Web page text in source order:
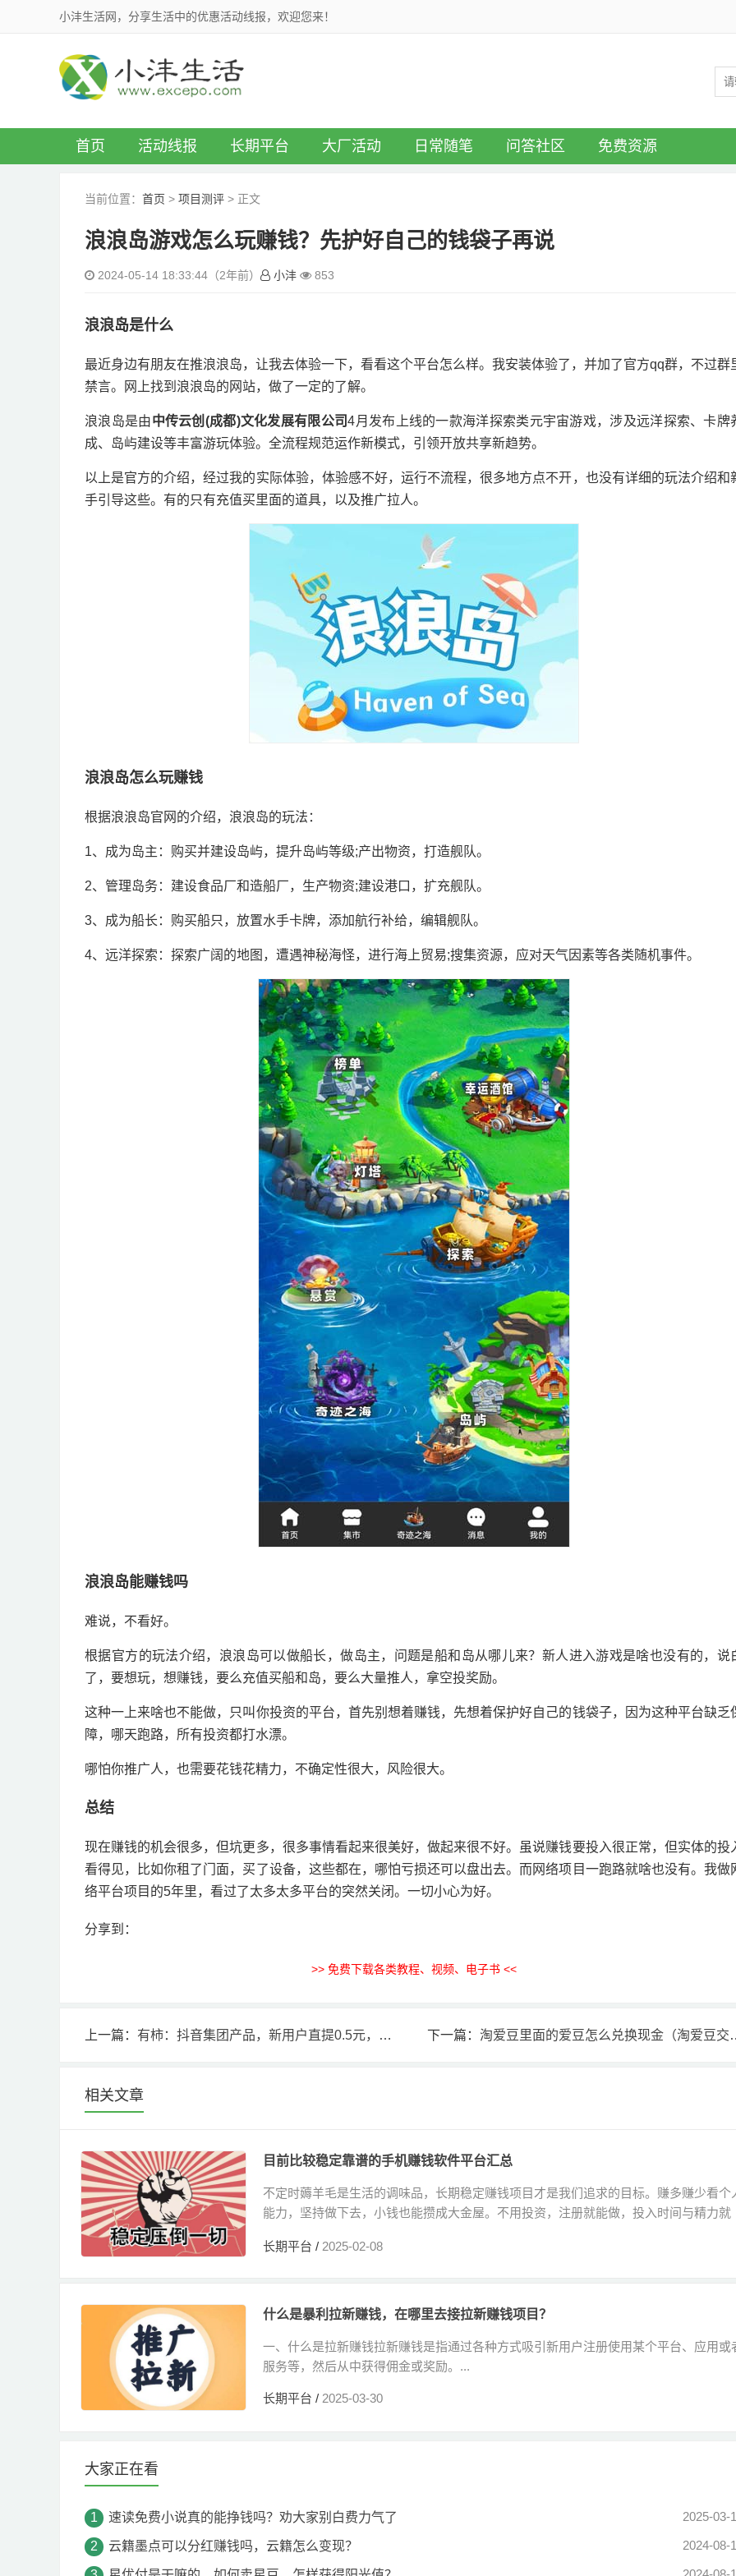
小沣生活网，分享生活中的优惠活动线报，欢迎您来！
首页 活动线报 长期平台 大厂活动 日常随笔 问答社区 免费资源
当前位置： 首页 > 项目测评 > 正文
浪浪岛游戏怎么玩赚钱？先护好自己的钱袋子再说
2024-05-14 18:33:44（2年前） 小沣 853
浪浪岛是什么
最近身边有朋友在推浪浪岛，让我去体验一下，看看这个平台怎么样。我安装体验了，并加了官方qq群，不过群
禁言。网上找到浪浪岛的网站，做了一定的了解。
浪浪岛是由中传云创(成都)文化发展有限公司4月发布上线的一款海洋探索类元宇宙游戏，涉及远洋探索、卡牌
成、岛屿建设等丰富游玩体验。全流程规范运作新模式，引领开放共享新趋势。
以上是官方的介绍，经过我的实际体验，体验感不好，运行不流程，很多地方点不开，也没有详细的玩法介绍和
手引导这些。有的只有充值买里面的道具，以及推广拉人。
浪浪岛怎么玩赚钱
根据浪浪岛官网的介绍，浪浪岛的玩法：
1、成为岛主：购买并建设岛屿，提升岛屿等级;产出物资，打造舰队。
2、管理岛务：建设食品厂和造船厂，生产物资;建设港口，扩充舰队。
3、成为船长：购买船只，放置水手卡牌，添加航行补给，编辑舰队。
4、远洋探索：探索广阔的地图，遭遇神秘海怪，进行海上贸易;搜集资源，应对天气因素等各类随机事件。
浪浪岛能赚钱吗
难说，不看好。
根据官方的玩法介绍，浪浪岛可以做船长，做岛主，问题是船和岛从哪儿来？新人进入游戏是啥也没有的，说
了，要想玩，想赚钱，要么充值买船和岛，要么大量推人，拿空投奖励。
这种一上来啥也不能做，只叫你投资的平台，首先别想着赚钱，先想着保护好自己的钱袋子，因为这种平台缺乏
障，哪天跑路，所有投资都打水漂。
哪怕你推广人，也需要花钱花精力，不确定性很大，风险很大。
总结
现在赚钱的机会很多，但坑更多，很多事情看起来很美好，做起来很不好。虽说赚钱要投入很正常，但实体的投
看得见，比如你租了门面，买了设备，这些都在，哪怕亏损还可以盘出去。而网络项目一跑路就啥也没有。我做
络平台项目的5年里，看过了太多太多平台的突然关闭。一切小心为好。
分享到：
>> 免费下载各类教程、视频、电子书 <<
上一篇： 有柿：抖音集团产品，新用户直提0.5元，后续可赚钱 下一篇： 淘爱豆里面的爱豆怎么兑换现金（淘爱豆交易方法）
相关文章
目前比较稳定靠谱的手机赚钱软件平台汇总
不定时薅羊毛是生活的调味品，长期稳定赚钱项目才是我们追求的目标。赚多赚少看个
能力，坚持做下去，小钱也能攒成大金屋。不用投资，注册就能做，投入时间与精力就
长期平台 / 2025-02-08
什么是暴利拉新赚钱，在哪里去接拉新赚钱项目？
一、什么是拉新赚钱拉新赚钱是指通过各种方式吸引新用户注册使用某个平台、应用或
服务等，然后从中获得佣金或奖励。...
长期平台 / 2025-03-30
大家正在看
速读免费小说真的能挣钱吗？劝大家别白费力气了 2025-03-
云籍墨点可以分红赚钱吗，云籍怎么变现？ 2024-08-